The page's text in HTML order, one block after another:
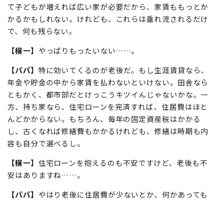
【穣一】そんな金額に！ 家賃で家買えちゃいますよね。
【パパ】 1人ならもっと小さな物件でいいけれど、結婚し
て子どもが増えれば広い家が必要だから、家賃ももっとか
かるかもしれない。けれども、これらは垂れ流されるだけ
【穣一】やっぱりもったいない……。
【パパ】 特に効いてくるのが老後だ。もし生涯賃貸なら、
年金や貯金の中から家賃を払わないといけない。田舎なら
ともかく、都市部だとけっこうキツイんじゃないかな。一
方、持ち家なら、住宅ローンを完済すれば、住居費はほと
んどかからない。もちろん、毎年の固定資産税はかかる
し、古くなれば修繕費もかかるけれども、修繕は時期も内
容も自分で選べるし。
【穣一】 住宅ローンを抱えるのも不安ですけど、老後も不